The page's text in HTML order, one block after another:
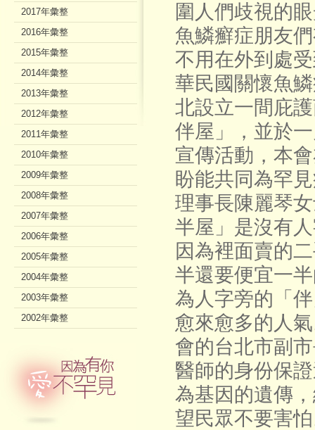
圍人們歧視的
魚鱗癬症朋友
不用在外到處
華民國關懷魚
北設立一間庇
伴屋」，並於
宣傳活動，本
盼能共同為罕
理事長陳麗琴
半屋」是沒有
因為裡面賣的
半還要便宜一
為人字旁的「
愈來愈多的人
會的台北市副
醫師的身份保
為基因的遺傳
望民眾不要害
2017年彙整
2016年彙整
2015年彙整
2014年彙整
2013年彙整
2012年彙整
2011年彙整
2010年彙整
2009年彙整
2008年彙整
2007年彙整
2006年彙整
2005年彙整
2004年彙整
2003年彙整
2002年彙整